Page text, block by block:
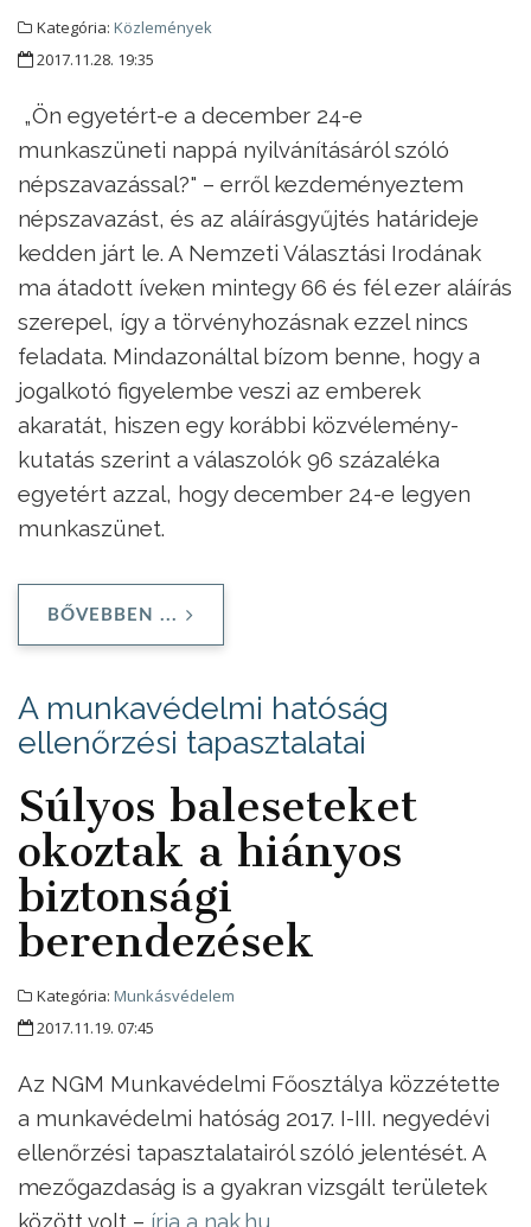
Kategória: Közlemények
2017.11.28. 19:35
„Ön egyetért-e a december 24-e
munkaszüneti nappá nyilvánításáról szóló
népszavazással?" – erről kezdeményeztem
népszavazást, és az aláírásgyűjtés határideje
kedden járt le. A Nemzeti Választási Irodának
ma átadott íveken mintegy 66 és fél ezer aláírás
szerepel, így a törvényhozásnak ezzel nincs
feladata. Mindazonáltal bízom benne, hogy a
jogalkotó figyelembe veszi az emberek
akaratát, hiszen egy korábbi közvélemény-
kutatás szerint a válaszolók 96 százaléka
egyetért azzal, hogy december 24-e legyen
munkaszünet.
BŐVEBBEN ...
A munkavédelmi hatóság
ellenőrzési tapasztalatai
Súlyos baleseteket
okoztak a hiányos
biztonsági
berendezések
Kategória: Munkásvédelem
2017.11.19. 07:45
Az NGM Munkavédelmi Főosztálya közzétette
a munkavédelmi hatóság 2017. I-III. negyedévi
ellenőrzési tapasztalatairól szóló jelentését. A
mezőgazdaság is a gyakran vizsgált területek
között volt – írja a nak.hu